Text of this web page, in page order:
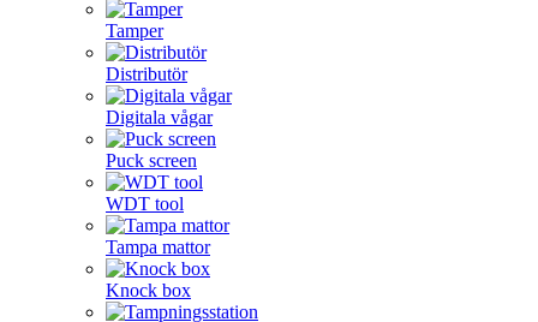
Tamper
Distributör
Digitala vågar
Puck screen
WDT tool
Tampa mattor
Knock box